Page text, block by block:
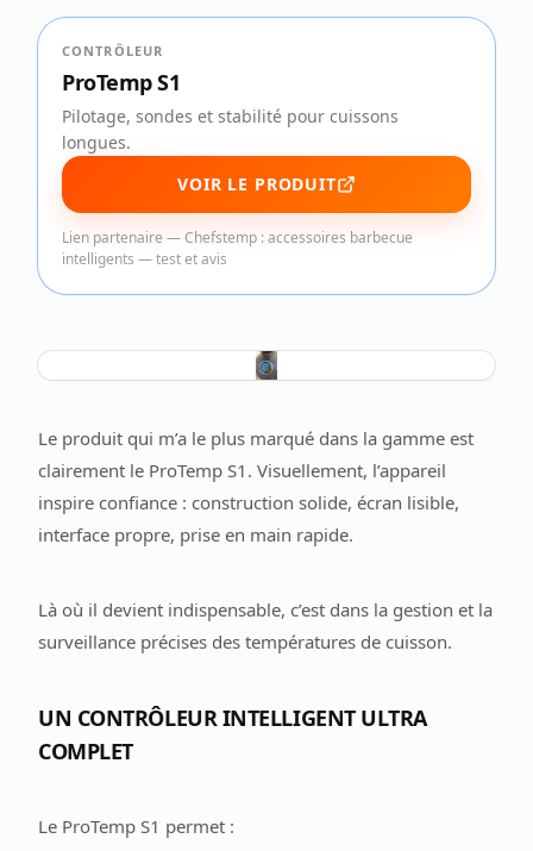
CONTRÔLEUR
ProTemp S1
Pilotage, sondes et stabilité pour cuissons
longues.
VOIR LE PRODUIT
Lien partenaire —Chefstemp : accessoires barbecue
intelligents — test et avis
Le produit qui m’a le plus marqué dans la gamme est
clairement le ProTemp S1. Visuellement, l’appareil
inspire confiance : construction solide, écran lisible,
interface propre, prise en main rapide.
Là où il devient indispensable, c’est dans la gestion et la
surveillance précises des températures de cuisson.
UN CONTRÔLEUR INTELLIGENT ULTRA
COMPLET
Le ProTemp S1 permet :